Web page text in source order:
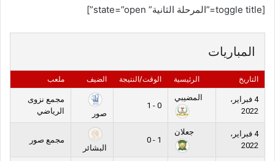
[toggle title=”المرحلة الثانية” state=”open”]
المباريات
التاريخ الرئيسية الوقت/النتيجة الضيف ملعب
4 فبراير،
2022
المضيبي
0 - 1
صور
مجمع نزوى
الرياضي
4 فبراير،
2022
جعلان
1 - 0
البشائر
مجمع صور